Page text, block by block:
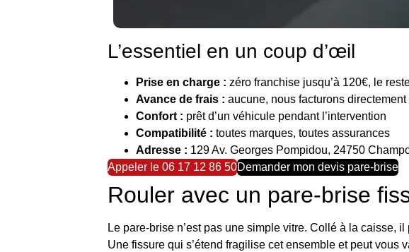
L’essentiel en un coup d’œil
Prise en charge : zéro franchise jusqu’à 120€, le
Avance de frais : aucune, nous facturons
Confort : prêt d’un véhicule pendant l’intervention
Compatibilité : toutes marques, toutes assurances
Adresse : 129 Av. Georges Pompidou, 24750
Appeler le 06 17 12 86 50Demander mon devis pare-brise
Rouler avec un pare-brise
Le pare-brise n’est pas une simple vitre. Collé à la caisse,
Une fissure qui s’étend fragilise cet ensemble et peut